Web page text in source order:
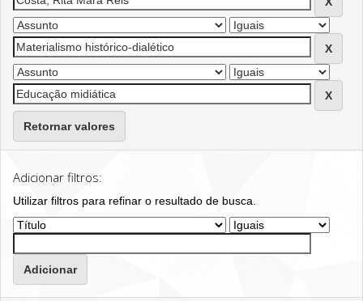
Retornar valores
Adicionar filtros:
Utilizar filtros para refinar o resultado de busca.